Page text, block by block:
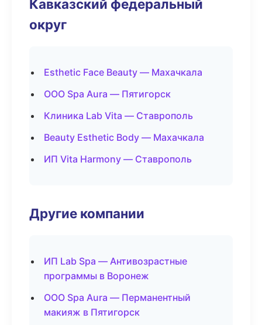
Кавказский федеральный
округ
Esthetic Face Beauty — Махачкала
ООО Spa Aura — Пятигорск
Клиника Lab Vita — Ставрополь
Beauty Esthetic Body — Махачкала
ИП Vita Harmony — Ставрополь
Другие компании
ИП Lab Spa — Антивозрастные
программы в Воронеж
ООО Spa Aura — Перманентный
макияж в Пятигорск